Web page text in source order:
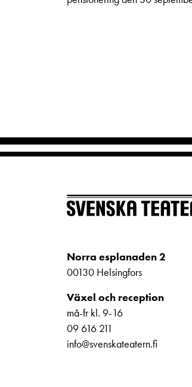
Norra esplanaden 2
00130 Helsingfors
Växel och reception
må-fr kl. 9-16
09 616 211
info@svenskateatern.fi